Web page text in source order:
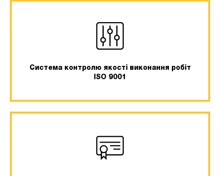
Система контролю якості виконання робіт
ISO 9001